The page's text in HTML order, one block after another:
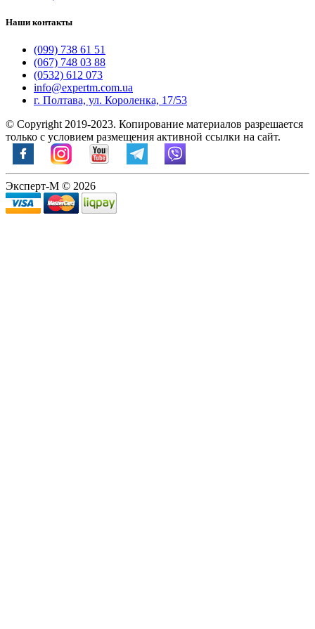
Наши контакты
(099) 738 61 51
(067) 748 03 88
(0532) 612 073
info@expertm.com.ua
г. Полтава, ул. Короленка, 17/53
© Copyright 2019-2023. Копирование материалов разрешается
только с условием размещения активной ссылки на сайт.
Эксперт-М © 2026